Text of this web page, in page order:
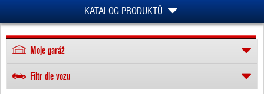
KATALOG PRODUKTŮ
Moje garáž
Filtr dle vozu